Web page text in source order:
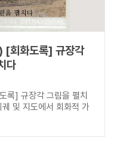
[회화도록] 규장각
다
록] 규장각 그림을 펼치
및 지도에서 회화적 가